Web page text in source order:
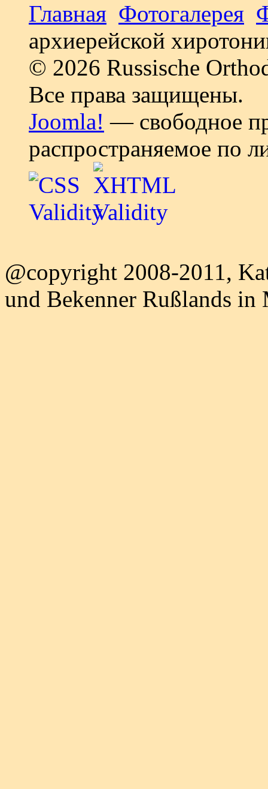
Главная Фотогалерея
архиерейской
© 2026 Russische
Все права защищены.
Joomla! — свободное
распространяемое по
@copyright 2008-2011,
und Bekenner Rußlands in